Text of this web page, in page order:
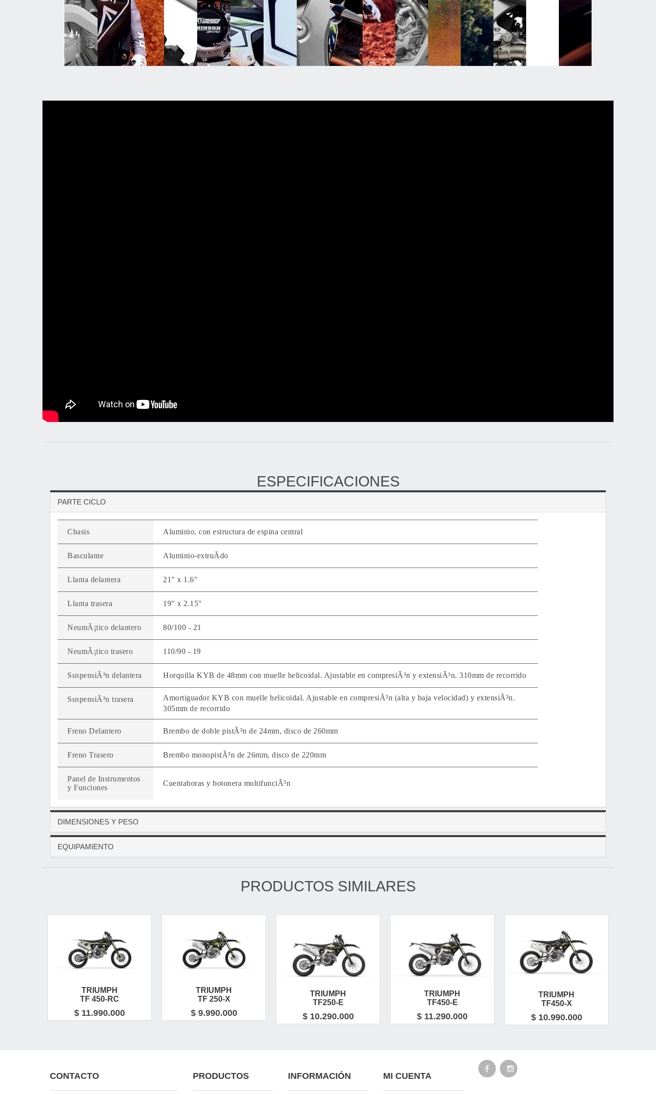
ESPECIFICACIONES
PARTE CICLO
Chasis Aluminio, con estructura de espina central
Basculante Aluminio-extruÃ­do
Llanta delantera 21" x 1.6"
Llanta trasera 19" x 2.15"
NeumÃ¡tico delantero 80/100 - 21
NeumÃ¡tico trasero 110/90 - 19
SuspensiÃ³n delantera Horquilla KYB de 48mm con muelle helicoidal. Ajustable en compresiÃ³n y extensiÃ³n. 310mm de recorrido
SuspensiÃ³n trasera
Amortiguador KYB con muelle helicoidal. Ajustable en compresiÃ³n (alta y baja velocidad) y extensiÃ³n.
305mm de recorrido
Freno Delantero Brembo de doble pistÃ³n de 24mm, disco de 260mm
Freno Trasero Brembo monopistÃ³n de 26mm, disco de 220mm
Panel de Instrumentos
y Funciones
Cuentahoras y botonera multifunciÃ³n
DIMENSIONES Y PESO
EQUIPAMIENTO
PRODUCTOS SIMILARES
TRIUMPH
TF 450-RC
$ 11.990.000
TRIUMPH
TF 250-X
$ 9.990.000
TRIUMPH
TF250-E
$ 10.290.000
TRIUMPH
TF450-E
$ 11.290.000
TRIUMPH
TF450-X
$ 10.990.000
CONTACTO PRODUCTOS INFORMACIÓN MI CUENTA